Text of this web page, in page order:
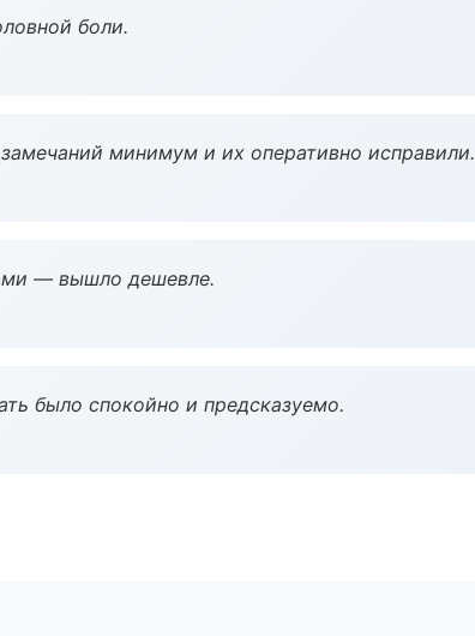
боли.
минимум и их оперативно исправили.
— вышло дешевле.
было спокойно и предсказуемо.